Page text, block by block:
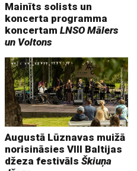
Mainīts solists un
koncerta programma
koncertamLNSO Mālers
un Voltons
Augustā Lūznavas muižā
norisināsies VIII Baltijas
džeza festivālsŠkiuņa